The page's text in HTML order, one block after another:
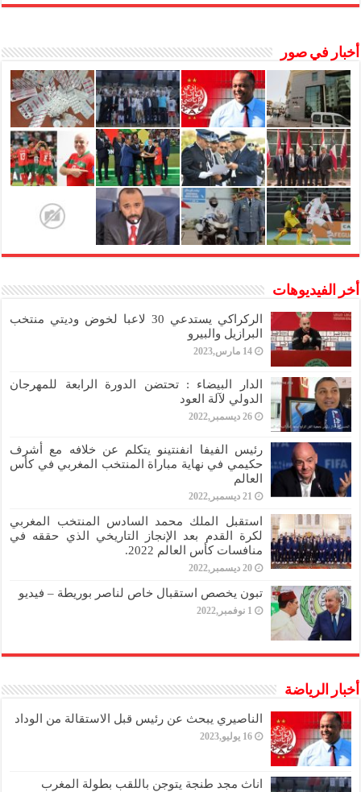
أخبار في صور
أخر الفيديوهات
الركراكي يستدعي 30 لاعبا لخوض وديتي منتخب
البرازيل والبيرو
14 مارس,2023
الدار البيضاء : تحتضن الدورة الرابعة للمهرجان
الدولي لآلة العود
26 ديسمبر,2022
رئيس الفيفا انفنتينو يتكلم عن خلافه مع أشرف
حكيمي في نهاية مباراة المنتخب المغربي في كأس
العالم
21 ديسمبر,2022
استقبل الملك محمد السادس المنتخب المغربي
لكرة القدم بعد الإنجاز التاريخي الذي حققه في
منافسات كأس العالم 2022.
20 ديسمبر,2022
تبون يخصص استقبال خاص لناصر بوريطة – فيديو
1 نوفمبر,2022
أخبار الرياضة
الناصيري يبحث عن رئيس قبل الاستقالة من الوداد
16 يوليو,2023
اناث مجد طنجة يتوجن باللقب بطولة المغرب